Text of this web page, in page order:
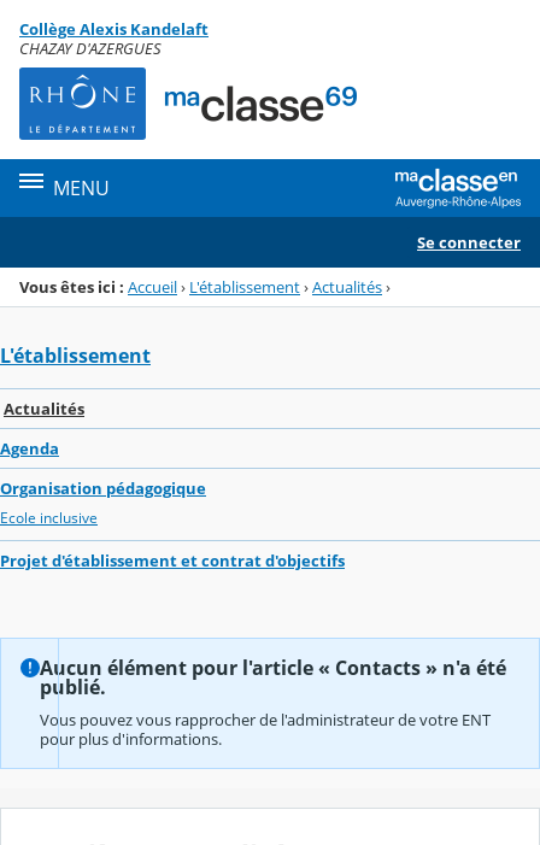
Menu de la rubrique
Contenu
Collège Alexis Kandelaft
CHAZAY D'AZERGUES
MENU
Se connecter
Vous êtes ici : Accueil› L'établissement›Actualités›
L'établissement
Actualités
Agenda
Organisation pédagogique
Ecole inclusive
Projet d'établissement et contrat d'objectifs
Aucun élément pour l'article « Contacts » n'a été
publié.
Vous pouvez vous rapprocher de l'administrateur de votre ENT
pour plus d'informations.